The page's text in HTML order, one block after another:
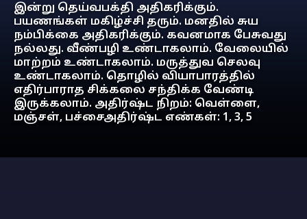
இன்று தெய்வபக்தி அதிகரிக்கும்.
பயணங்கள் மகிழ்ச்சி தரும். மனதில் சுய
நம்பிக்கை அதிகரிக்கும். கவனமாக பேசுவது
நல்லது. வீண்பழி உண்டாகலாம். வேலையில்
மாற்றம் உண்டாகலாம். மருத்துவ செலவு
உண்டாகலாம். தொழில் வியாபாரத்தில்
எதிர்பாராத சிக்கலை சந்திக்க வேண்டி
இருக்கலாம். அதிர்ஷ்ட நிறம்: வெள்ளை,
மஞ்சள், பச்சைஅதிர்ஷ்ட எண்கள்: 1, 3, 5